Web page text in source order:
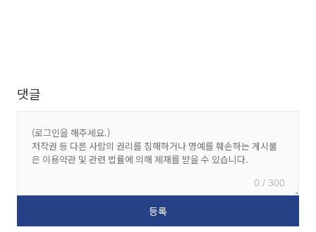
댓글
0 / 300